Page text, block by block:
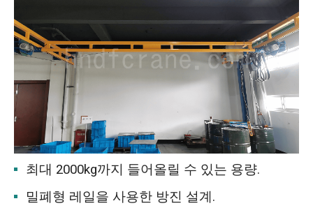
최대 2000kg까지 들어올릴 수 있는 용량.
밀폐형 레일을 사용한 방진 설계.